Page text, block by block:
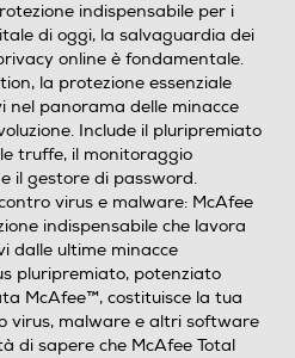
informatiche in continua
antivirus, la
monitoraggio dell'identità, la
password. Protezione
e malware: McAfee Total
indispensabile che lavora per
ultime minacce
pluripremiato, potenziato
McAfee™, costituisce la
virus, malware e altri
tranquillità di sapere che
è al tuo fianco, aggiornando
definizioni dei virus per
continua evolu
indispensabile per i
di oggi, la salvaguardia dei
online è fondamentale.
la protezione essenziale
nel panorama delle minacce
Include il pluripremiato
truffe, il monitoraggio
il gestore di password.
virus e malware: McAfee
indispensabile che lavora
dalle ultime minacce
pluripremiato, potenziato
McAfee™, costituisce la tua
virus, malware e altri software
di sapere che McAfee Total